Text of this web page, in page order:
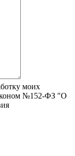
моих
№152-ФЗ "О